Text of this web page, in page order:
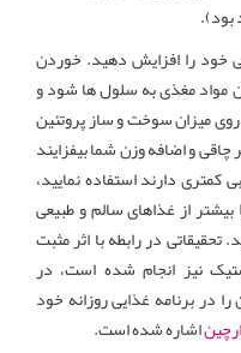
بود).
خود را افزایش دهید. خوردن
مواد مغذی به سلول ها شود و
میزان سوخت و ساز پروتئین
چاقی و اضافه وزن شما بیفزایند
کمتری دارند استفاده نمایید،
از غذاهای سالم و طبیعی
در رابطه با اثر مثبت
نیز انجام شده است، در
در برنامه غذایی روزانه خود
اشاره شده است.